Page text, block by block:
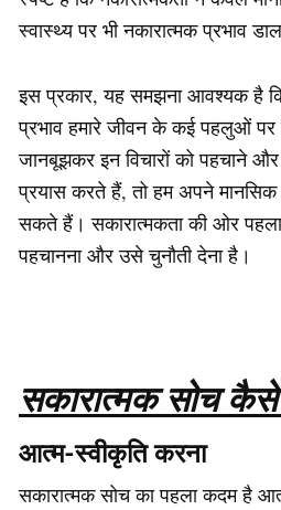
स्वास्थ्य पर भी नकारात्मक प्रभाव
इस प्रकार, यह समझना आवश्यक है कि
प्रभाव हमारे जीवन के कई पहलुओं
जानबूझकर इन विचारों को पहचाने
प्रयास करते हैं, तो हम अपने मानसिक
सकते हैं। सकारात्मकता की ओर
पहचानना और उसे चुनौती देना है।
सकारात्मक सोच
आत्म-स्वीकृति करना
सकारात्मक सोच का पहला कदम है